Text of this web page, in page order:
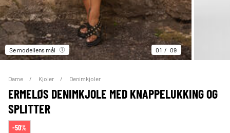
Se modellens mål 01 09
Dame Kjoler Denimkjoler
ERMELØS DENIMKJOLE MED KNAPPELUKKING OG
SPLITTER
-50%